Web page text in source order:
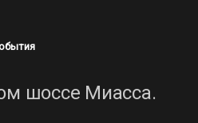
шоссе Миасса.